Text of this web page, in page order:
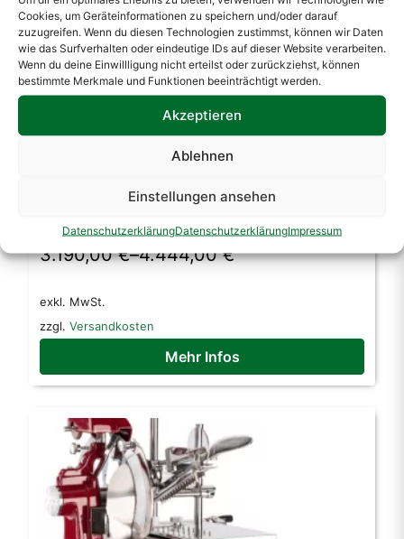
Cookies, um Geräteinformationen zu speichern und/oder darauf
zuzugreifen. Wenn du diesen Technologien zustimmst, können wir Daten
wie das Surfverhalten oder eindeutige IDs auf dieser Website verarbeiten.
Wenn du deine Einwillligung nicht erteilst oder zurückziehst, können
bestimmte Merkmale und Funktionen beeinträchtigt werden.
Akzeptieren
Ablehnen
Einstellungen ansehen
DatenschutzerklärungDatenschutzerklärungImpressum
Prosciutto Schwungrad Handbetrieb
3.190,00€–4.444,00€
exkl. MwSt.
zzgl. Versandkosten
Produkt
weist
auf.
Optionen
können
der
Produktseite
gewählt
Mehr Infos